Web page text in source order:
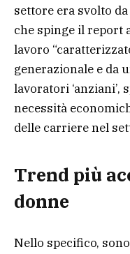
settore era svolto
che spinge il report
lavoro
generazionale e da
lavoratori ‘anziani’,
necessità
delle carriere nel
Trend più
donne
Nello specifico,